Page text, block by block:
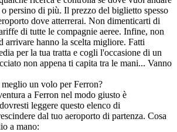
persino di più. Il prezzo del biglietto spesso
dove atterrerai. Non dimenticarti di
di tutte le compagnie aeree. Infine, non
arrivare hanno la scelta migliore. Fatti
per la tua tratta e cogli l'occasione di un
non appena ti capita tra le mani... Vanno
un volo per Ferron?
a Ferron nel modo giusto è
leggere questo elenco di
dal tuo aeroporto di partenza. Cosa
a mano: